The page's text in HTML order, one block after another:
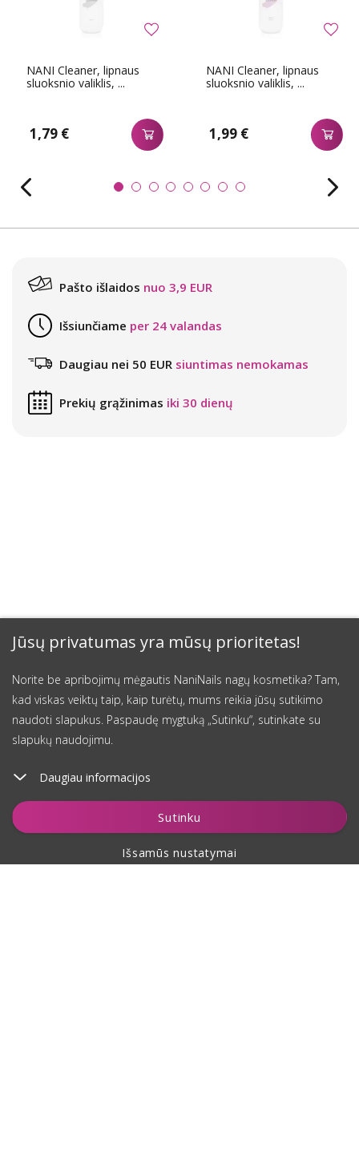
Jūsų privatumas yra mūsų prioritetas!
Norite be apribojimų mėgautis NaniNails nagų kosmetika? Tam,
kad viskas veiktų taip, kaip turėtų, mums reikia jūsų sutikimo
naudoti slapukus. Paspaudę mygtuką „Sutinku“, sutinkate su
slapukų naudojimu.
Daugiau informacijos
Sutinku
Išsamūs nustatymai
Įdėti į krepšelį
NANI Cleaner, lipnaus
sluoksnio valiklis, ...
1,79 €
NANI Cleaner, lipnaus
sluoksnio valiklis, ...
1,99 €
Pašto išlaidos nuo 3,9 EUR
Išsiunčiame per 24 valandas
Daugiau nei 50 EUR siuntimas nemokamas
Prekių grąžinimas iki 30 dienų